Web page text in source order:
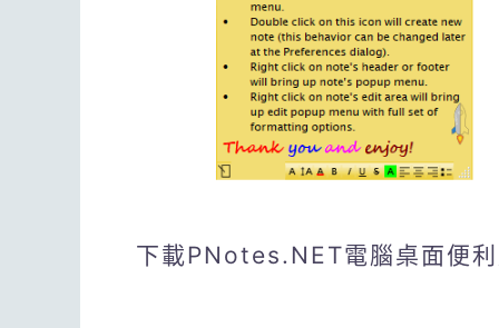
下載PNotes.NET電腦桌面便